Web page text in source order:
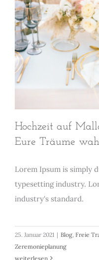
Hochzeit auf
Eure Träume
Lorem Ipsum is simply
typesetting industry.
industry's standard.
25. Januar 2021 | Blog Freie
Zeremonieplanung
weiterlesen